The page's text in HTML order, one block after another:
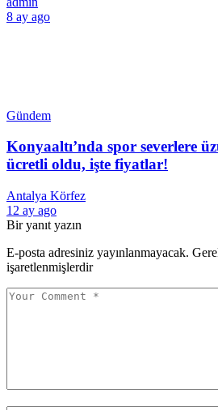
8 ay ago
Gündem
Konyaaltı’nda spor severlere
ücretli oldu, işte fiyatlar!
Antalya Körfez
12 ay ago
Bir yanıt yazın
E-posta adresiniz yayınlanmayacak.
işaretlenmişlerdir